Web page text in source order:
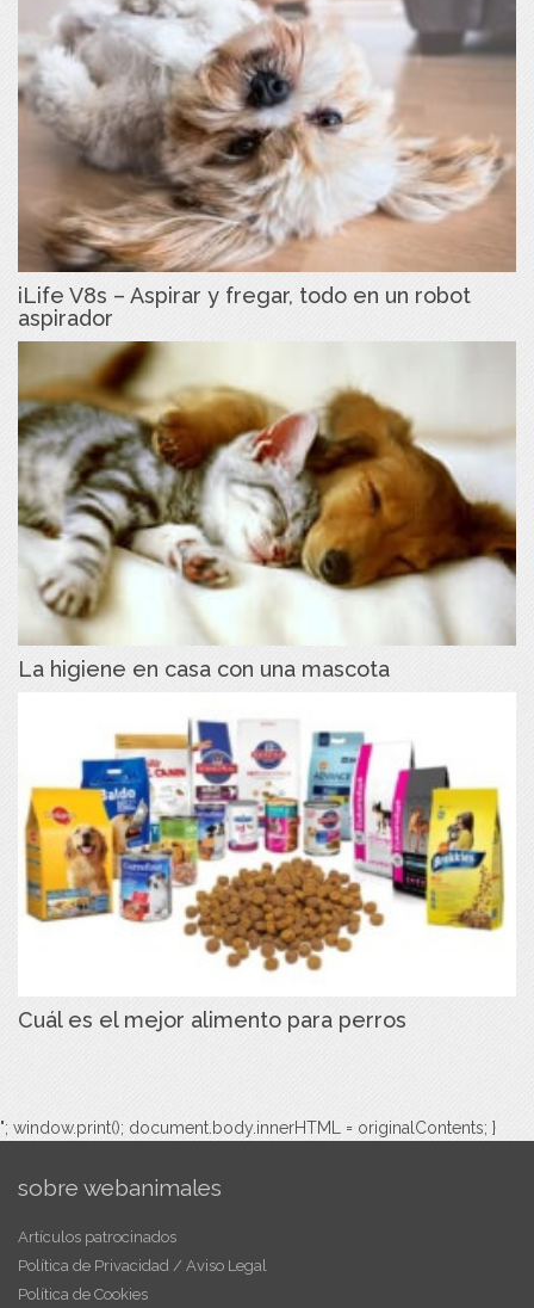
iLife V8s – Aspirar y fregar, todo en un robot
aspirador
La higiene en casa con una mascota
Cuál es el mejor alimento para perros
"; window.print(); document.body.innerHTML = originalContents; }
sobre webanimales
Artículos patrocinados
Política de Privacidad / Aviso Legal
Política de Cookies